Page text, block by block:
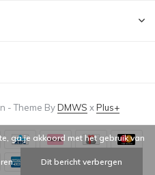
- Theme ByDMWS xPlus+
ga je akkoord met het gebruik van
Dit bericht verbergen